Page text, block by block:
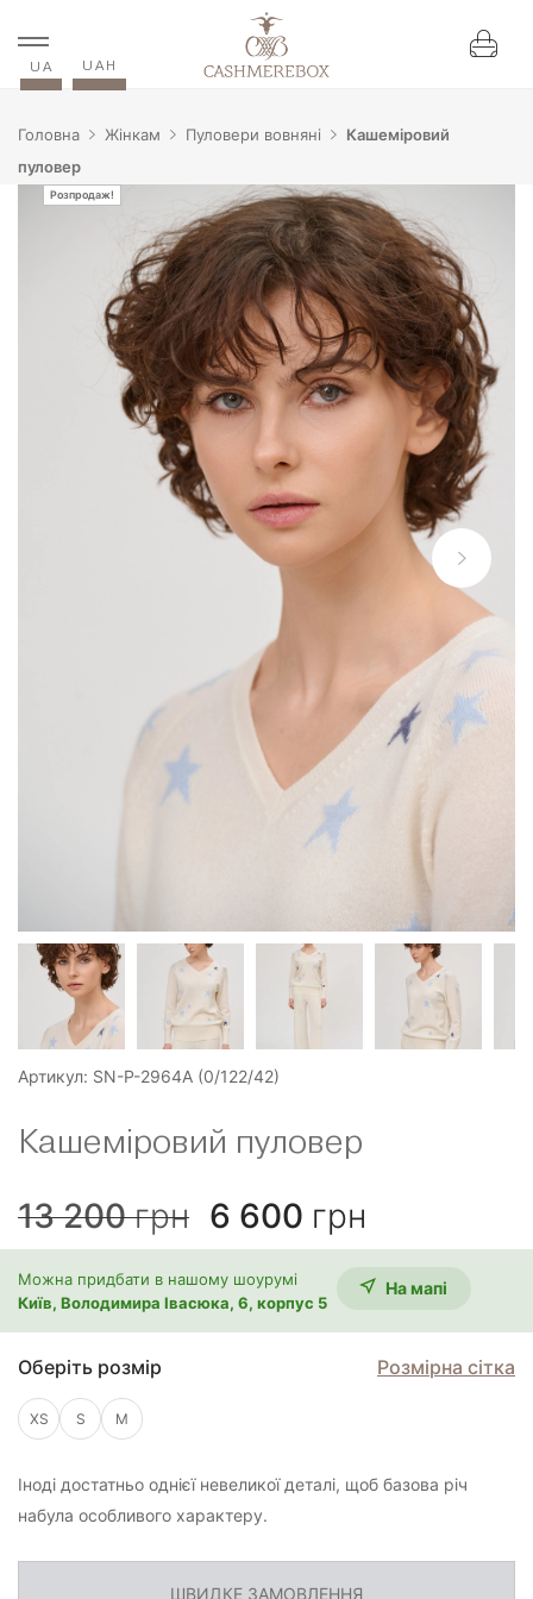
UA UAH
Головна Жінкам Пуловери вовняні
Кашеміровий
пуловер
Розпродаж!
Артикул: SN-P-2964A (0/122/42)
Кашеміровий пуловер
13 200грн 6 600 грн
Можна придбати в нашому шоурумі
Київ, Володимира Івасюка, 6, корпус 5
На мапi
Оберіть розмір Розмірна сітка
XS S M
Іноді достатньо однієї невеликої деталі, щоб базова річ
набула особливого характеру.
ШВИДКЕ ЗАМОВЛЕННЯ